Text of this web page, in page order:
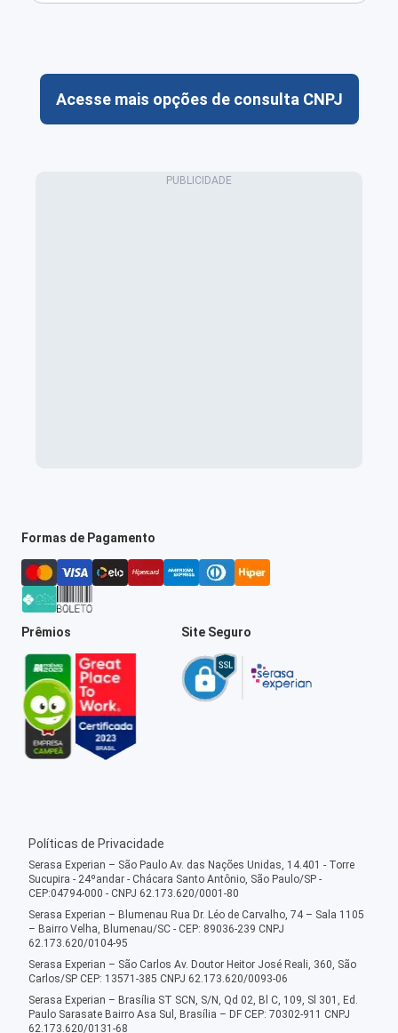
Acesse mais opções de consulta CNPJ
Formas de Pagamento
Prêmios Site Seguro
Políticas de Privacidade
Serasa Experian – São Paulo Av. das Nações Unidas, 14.401 - Torre
Sucupira - 24ºandar - Chácara Santo Antônio, São Paulo/SP -
CEP:04794-000 - CNPJ 62.173.620/0001-80
Serasa Experian – Blumenau Rua Dr. Léo de Carvalho, 74 – Sala 1105
– Bairro Velha, Blumenau/SC - CEP: 89036-239 CNPJ
62.173.620/0104-95
Serasa Experian – São Carlos Av. Doutor Heitor José Reali, 360, São
Carlos/SP CEP: 13571-385 CNPJ 62.173.620/0093-06
Serasa Experian – Brasília ST SCN, S/N, Qd 02, Bl C, 109, Sl 301, Ed.
Paulo Sarasate Bairro Asa Sul, Brasília – DF CEP: 70302-911 CNPJ
62.173.620/0131-68